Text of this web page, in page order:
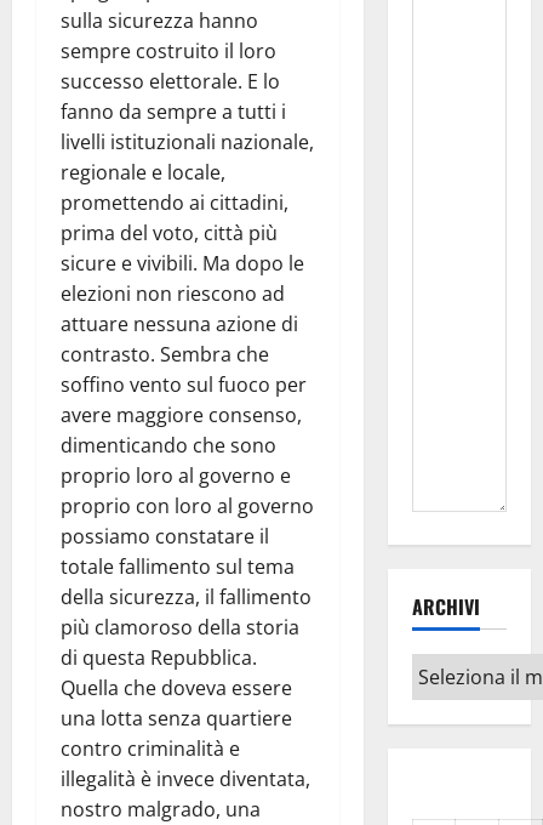
sulla sicurezza hanno
sempre costruito il loro
successo elettorale. E lo
fanno da sempre a tutti i
livelli istituzionali nazionale,
regionale e locale,
promettendo ai cittadini,
prima del voto, città più
sicure e vivibili. Ma dopo le
elezioni non riescono ad
attuare nessuna azione di
contrasto. Sembra che
soffino vento sul fuoco per
avere maggiore consenso,
dimenticando che sono
proprio loro al governo e
proprio con loro al governo
possiamo constatare il
totale fallimento sul tema
della sicurezza, il fallimento
più clamoroso della storia
di questa Repubblica.
Quella che doveva essere
una lotta senza quartiere
contro criminalità e
illegalità è invece diventata,
nostro malgrado, una
ARCHIVI
Archivi